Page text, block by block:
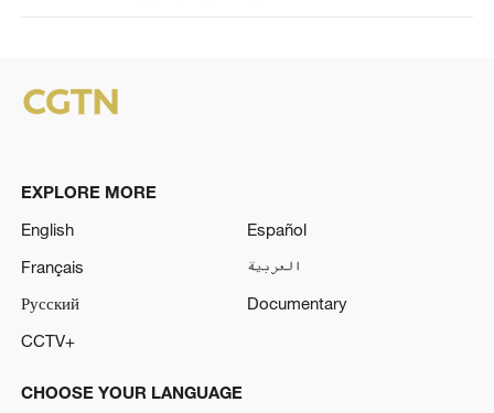
EXPLORE MORE
English
Español
Français
العربية
Русский
Documentary
CCTV+
CHOOSE YOUR LANGUAGE